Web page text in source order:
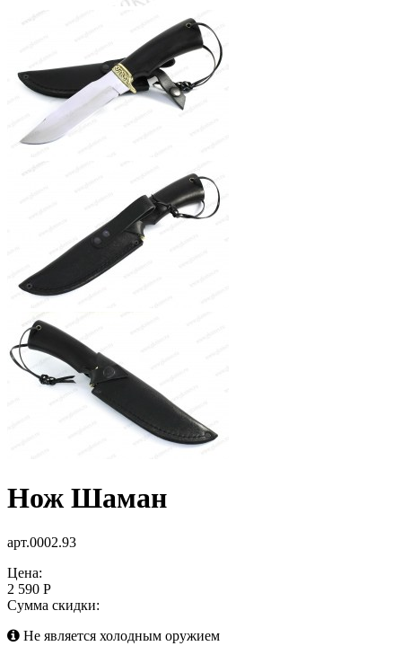
Нож Шаман
арт.0002.93
Цена:
2 590 Р
Сумма скидки:
Не является холодным оружием